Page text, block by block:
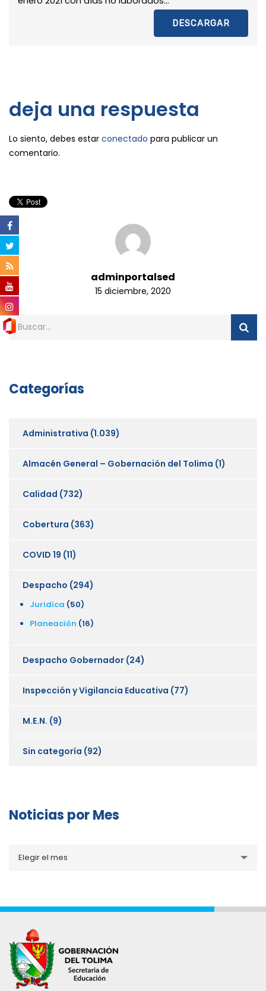
DESCARGAR
deja una respuesta
Lo siento, debes estar conectado para publicar un
comentario.
adminportalsed
15 diciembre, 2020
Categorías
Administrativa (1.039)
Almacén General – Gobernación del Tolima (1)
Calidad (732)
Cobertura (363)
COVID 19 (11)
Despacho (294)
Juridica (50)
Planeación (16)
Despacho Gobernador (24)
Inspección y Vigilancia Educativa (77)
M.E.N. (9)
Sin categoría (92)
Noticias por Mes
porElegir el mes